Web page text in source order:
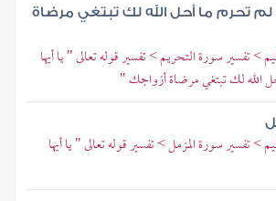
لم تحرم ما أحل الله لك تبتغي مرضاة
> تفسير سورة التحريم > تفسير قوله تعالى " يا أيها
الله لك تبتغي مرضاة أزواجك "
> تفسير سورة المزمل > تفسير قوله تعالى " يا أيها